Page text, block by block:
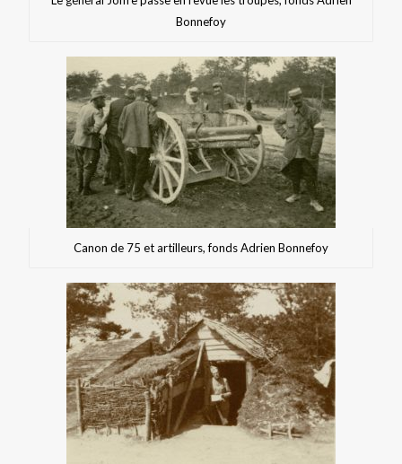
Bonnefoy
Canon de 75 et artilleurs, fonds Adrien Bonnefoy